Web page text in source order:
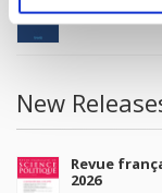
4 sept.
New
Revue
2026